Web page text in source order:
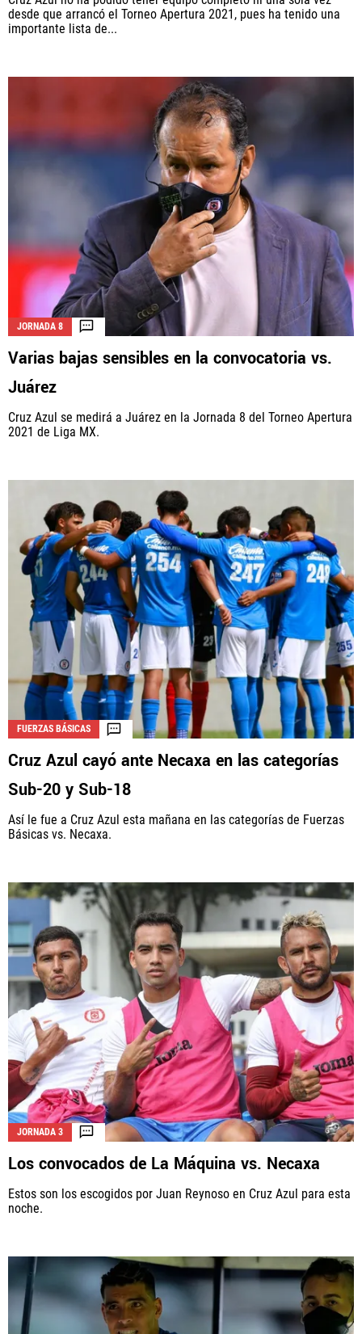
desde que arrancó el Torneo Apertura 2021, pues ha tenido una
importante lista de...
JORNADA 8
Varias bajas sensibles en la convocatoria vs.
Juárez
Cruz Azul se medirá a Juárez en la Jornada 8 del Torneo Apertura
2021 de Liga MX.
FUERZAS BÁSICAS
Cruz Azul cayó ante Necaxa en las categorías
Sub-20 y Sub-18
Así le fue a Cruz Azul esta mañana en las categorías de Fuerzas
Básicas vs. Necaxa.
JORNADA 3
Los convocados de La Máquina vs. Necaxa
Estos son los escogidos por Juan Reynoso en Cruz Azul para esta
noche.